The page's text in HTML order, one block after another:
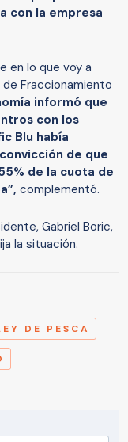
con la empresa
en lo que voy a
Fraccionamiento
informó que
con los
Blu había
de que
de la cuota de
complementó.
Gabriel Boric,
la situación.
DE PESCA